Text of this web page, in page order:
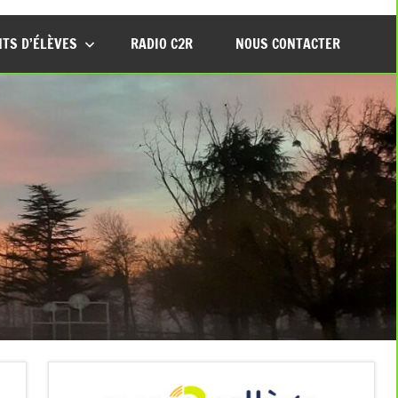
D’ÉLÈVES RADIO C2R NOUS CONTACTER